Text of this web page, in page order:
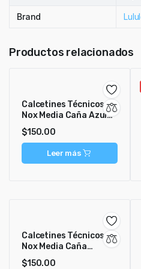
Brand
Productos relacionados
Calcetines Técnicos
Nox Media Caña Azul
Marino/Blanco
$150.00
Leer más
Calcetines Técnicos
Nox Media Caña
Blanco/Rojo
$150.00